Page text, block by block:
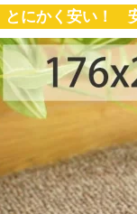
とにかく安い！